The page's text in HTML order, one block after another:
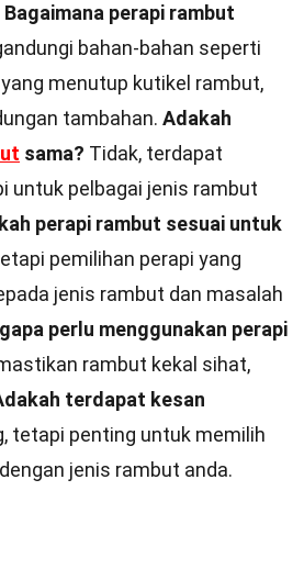
Bagaimana perapi rambut
bahan-bahan seperti
menutup kutikel rambut,
tambahan. Adakah
sama? Tidak, terdapat
untuk pelbagai jenis rambut
perapi rambut sesuai untuk
pemilihan perapi yang
jenis rambut dan masalah
perlu menggunakan perapi
rambut kekal sihat,
terdapat kesan
tetapi penting untuk memilih
jenis rambut anda.